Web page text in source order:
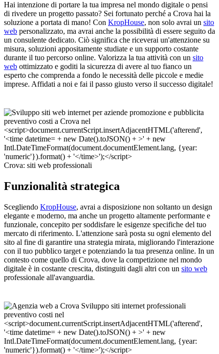
Hai intenzione di portare la tua impresa nel mondo digitale o pensi
di rivedere un progetto passato? Sei fortunato perché a Crova hai la
soluzione a portata di mano! Con KropHouse, non solo avrai un sito
web personalizzato, ma avrai anche la possibilità di essere seguito da
un consulente dedicato. Ciò significa che riceverai un'attenzione su
misura, soluzioni appositamente studiate e un supporto costante
durante il tuo percorso online. Valorizza la tua attività con un sito
web ottimizzato e goditi la sicurezza di avere al tuo fianco un
esperto che comprenda a fondo le necessità delle piccole e medie
imprese. Affidati a noi e fai il passo giusto verso il successo digitale!
Crova: siti web professionali
Funzionalità strategica
Scegliendo KropHouse, avrai a disposizione non soltanto un design
elegante e moderno, ma anche un progetto altamente performante e
funzionale, concepito per soddisfare le esigenze specifiche del tuo
mercato di riferimento. L'attenzione sarà posta su ogni elemento del
sito al fine di garantire una strategia mirata, migliorando l'interazione
con il tuo pubblico target e potenziando la tua presenza online. In un
contesto come quello di Crova, dove la competizione nel mondo
digitale è in costante crescita, distinguiti dagli altri con un sito web
professionale all'avanguardia.